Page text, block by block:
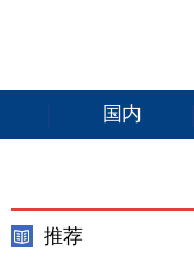
国内
推荐